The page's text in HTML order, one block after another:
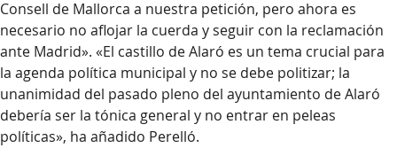
Consell de Mallorca a nuestra petición, pero ahora es
necesario no aflojar la cuerda y seguir con la reclamación
ante Madrid». «El castillo de Alaró es un tema crucial para
la agenda política municipal y no se debe politizar; la
unanimidad del pasado pleno del ayuntamiento de Alaró
debería ser la tónica general y no entrar en peleas
políticas», ha añadido Perelló.